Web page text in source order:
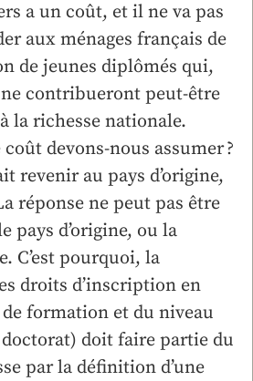
a un coût, et il ne va pas
aux ménages français de
de jeunes diplômés qui,
contribueront peut-être
la richesse nationale.
devons-nous assumer ?
revenir au pays d’origine,
réponse ne peut pas être
pays d’origine, ou la
C’est pourquoi, la
droits d’inscription en
formation et du niveau
doit faire partie du
par la définition d’une